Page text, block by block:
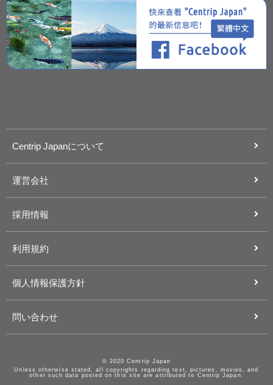
Centrip Japanについて
運営会社
採用情報
利用規約
個人情報保護方針
問い合わせ
© 2020 Centrip Japan
Unless otherwise stated, all copyrights regarding text, pictures, movies, and
other such data posted on this site are attributed to Centrip Japan.